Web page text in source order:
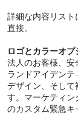
詳細な内容リスト
直接。
ロゴとカラーオ
法人のお客様、
ランドアイデン
デザイン、そして
す。マーケティ
のカスタム緊急キ